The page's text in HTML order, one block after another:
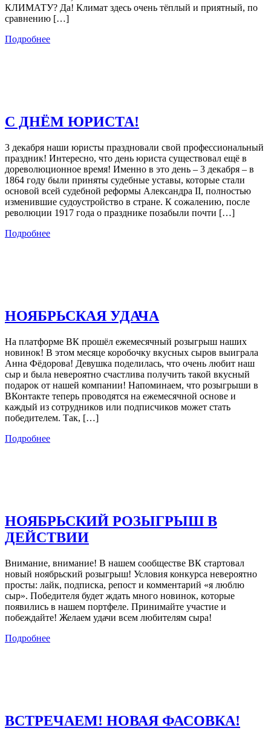
КЛИМАТУ? Да! Климат здесь очень тёплый и приятный, по
сравнению […]
Подробнее
С ДНЁМ ЮРИСТА!
3 декабря наши юристы праздновали свой профессиональный
праздник! Интересно, что день юриста существовал ещё в
дореволюционное время! Именно в это день – 3 декабря – в
1864 году были приняты судебные уставы, которые стали
основой всей судебной реформы Александра II, полностью
изменившие судоустройство в стране. К сожалению, после
революции 1917 года о празднике позабыли почти […]
Подробнее
НОЯБРЬСКАЯ УДАЧА
На платформе ВК прошёл ежемесячный розыгрыш наших
новинок! В этом месяце коробочку вкусных сыров выиграла
Анна Фёдорова! Девушка поделилась, что очень любит наш
сыр и была невероятно счастлива получить такой вкусный
подарок от нашей компании! Напоминаем, что розыгрыши в
ВКонтакте теперь проводятся на ежемесячной основе и
каждый из сотрудников или подписчиков может стать
победителем. Так, […]
Подробнее
НОЯБРЬСКИЙ РОЗЫГРЫШ В
ДЕЙСТВИИ
Внимание, внимание! В нашем сообществе ВК стартовал
новый ноябрьский розыгрыш! Условия конкурса невероятно
просты: лайк, подписка, репост и комментарий «я люблю
сыр». Победителя будет ждать много новинок, которые
появились в нашем портфеле. Принимайте участие и
побеждайте! Желаем удачи всем любителям сыра!
Подробнее
ВСТРЕЧАЕМ! НОВАЯ ФАСОВКА!